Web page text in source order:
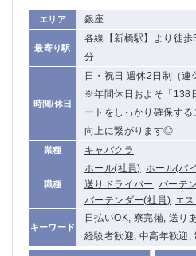
エリア 銀座
最寄り駅
各線【新橋駅】より徒
分
時間/休日
日・祝日 週休2日制（
※年間休日およそ「138
ートをしっかり確保す
向上に繋がります◎
業種 キャバクラ
職種
ホール(社員) ホール(バ
送りドライバー バーテ
バーテンダー(社員) エ
キーワード
日払いOK, 寮完備, 送り
経験者歓迎, 中高年歓迎,